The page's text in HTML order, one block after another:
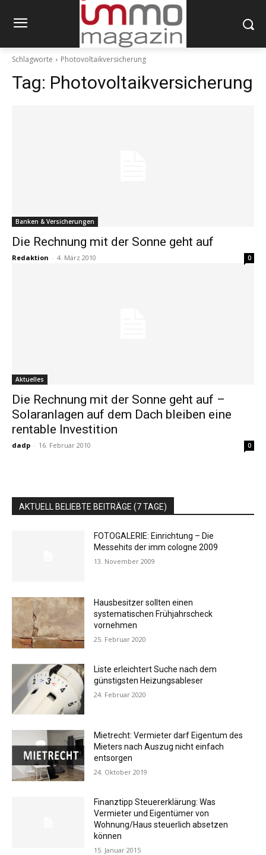
Schlagworte Photovoltaikversicherung
Tag: Photovoltaikversicherung
Banken & Versicherungen
Die Rechnung mit der Sonne geht auf
Redaktion - 4. März 2010 0
Aktuelles
Die Rechnung mit der Sonne geht auf –
Solaranlagen auf dem Dach bleiben eine
rentable Investition
dadp - 16. Februar 2010 0
AKTUELL BELIEBTE BEITRÄGE (7 TAGE)
FOTOGALERIE: Einrichtung – Die
Messehits der imm cologne 2009
13. November 2009
Hausbesitzer sollten einen
systematischen Frühjahrscheck
vornehmen
25. Februar 2020
Liste erleichtert Suche nach dem
günstigsten Heizungsableser
24. Februar 2020
Mietrecht: Vermieter darf Eigentum des
Mieters nach Auszug nicht einfach
entsorgen
24. Oktober 2019
Finanztipp Steuererklärung: Was
Vermieter und Eigentümer von
Wohnung/Haus steuerlich absetzen
können
15. Januar 2015